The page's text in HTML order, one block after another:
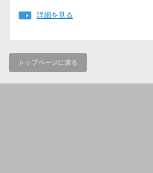
詳細を見る
トップページに戻る